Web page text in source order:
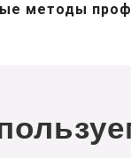
методы